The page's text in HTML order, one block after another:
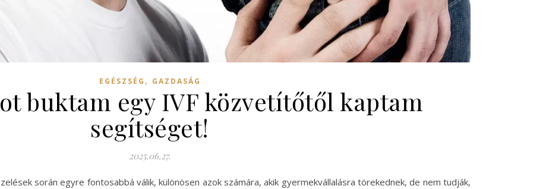
EGÉSZSÉG , GAZDASÁG
buktam egy IVF közvetítőtől kaptam
segítséget!
2025.06.27.
során egyre fontosabbá válik, különösen azok számára, akik gyermekvállalásra törekednek, de nem tudják,